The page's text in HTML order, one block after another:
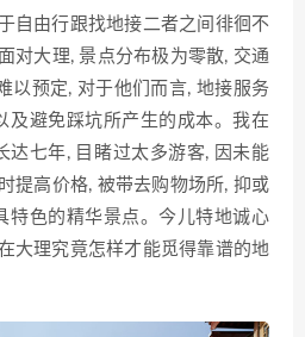
自由行跟找地接二者之间徘徊不
对大理, 景点分布极为零散, 交通
以预定, 对于他们而言, 地接服务
及避免踩坑所产生的成本。我在
达七年, 目睹过太多游客, 因未能
提高价格, 被带去购物场所, 抑或
特色的精华景点。今儿特地诚心
大理究竟怎样才能觅得靠谱的地